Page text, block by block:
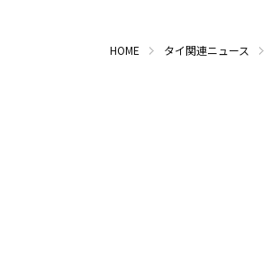
HOME タイ関連ニュース